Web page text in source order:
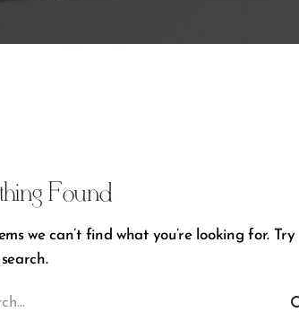
Found
we can’t find what you’re looking for. Try